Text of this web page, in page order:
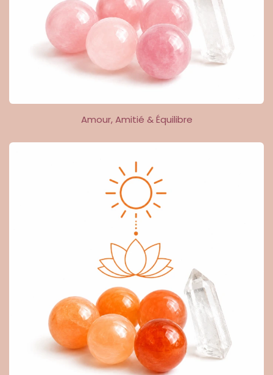
Amour, Amitié & Équilibre